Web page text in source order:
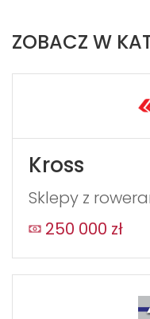
ZOBACZ W
Kross
Sklepy z
250 000 zł